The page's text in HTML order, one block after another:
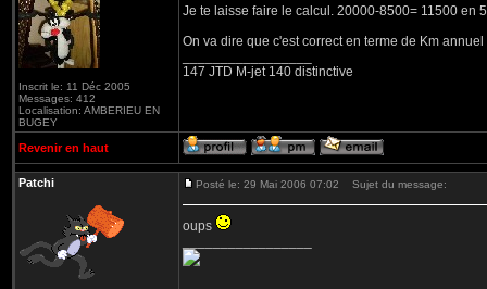
Inscrit le: 11 Déc 2005
Messages: 412
Localisation: AMBERIEU EN
BUGEY
Je te laisse faire le calcul. 20000-8500= 11500 en
On va dire que c'est correct en terme de Km
147 JTD M-jet 140 distinctive
Revenir en haut
Patchi Posté le: 29 Mai 2006 07:02 Sujet du message:
oups